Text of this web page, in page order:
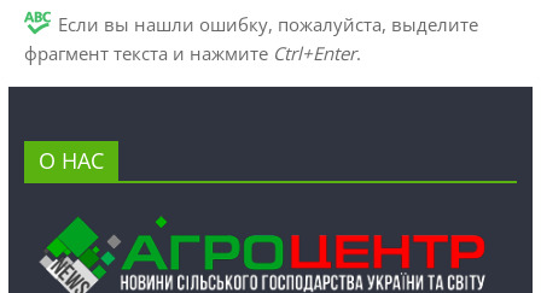
Если вы нашли ошибку, пожалуйста, выделите
фрагмент текста и нажмите Ctrl+Enter.
О НАС